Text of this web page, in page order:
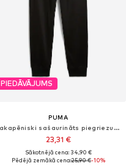
PIEDĀVĀJUMS
PUMA
Pakapēniski sašaurināts piegriezums Sporta bikses 'Ess No. 1'
23,31 €
Sākotnējā cena: 34,90 €
Pēdējā zemākā cena:25,90 €-10%